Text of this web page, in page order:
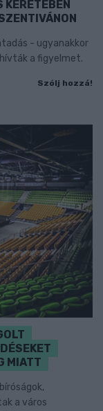
- ugyanakkor
a figyelmet.
Szólj hozzá!
MIATT
a város